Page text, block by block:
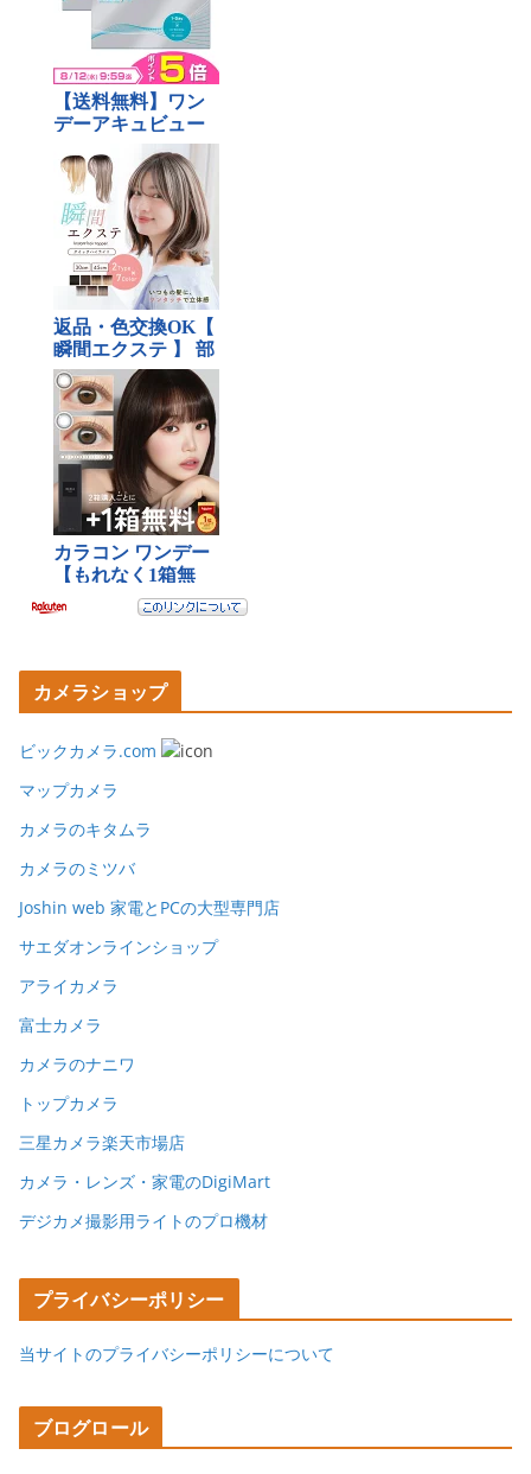
カメラショップ
ビックカメラ.com
マップカメラ
カメラのキタムラ
カメラのミツバ
Joshin web 家電とPCの大型専門店
サエダオンラインショップ
アライカメラ
富士カメラ
カメラのナニワ
トップカメラ
三星カメラ楽天市場店
カメラ・レンズ・家電のDigiMart
デジカメ撮影用ライトのプロ機材
プライバシーポリシー
当サイトのプライバシーポリシーについて
ブログロール